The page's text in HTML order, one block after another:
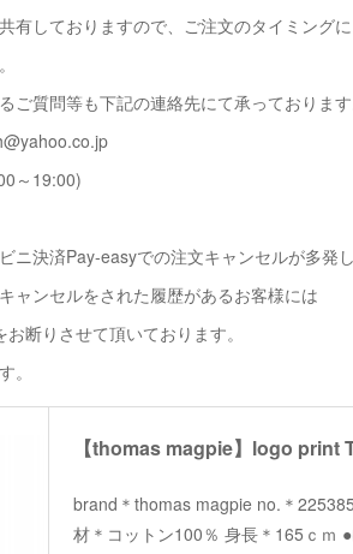
有しておりますので、ご注文のタイミング
ご質問等も下記の連絡先にて承っております
～19:00)
ニ決済Pay-easyでの注文キャンセルが多発
ャンセルをされた履歴があるお客様には
断りさせて頂いております。
。
brand＊thomas magpie no.＊
材＊コットン100％ 身長＊165ｃｍ